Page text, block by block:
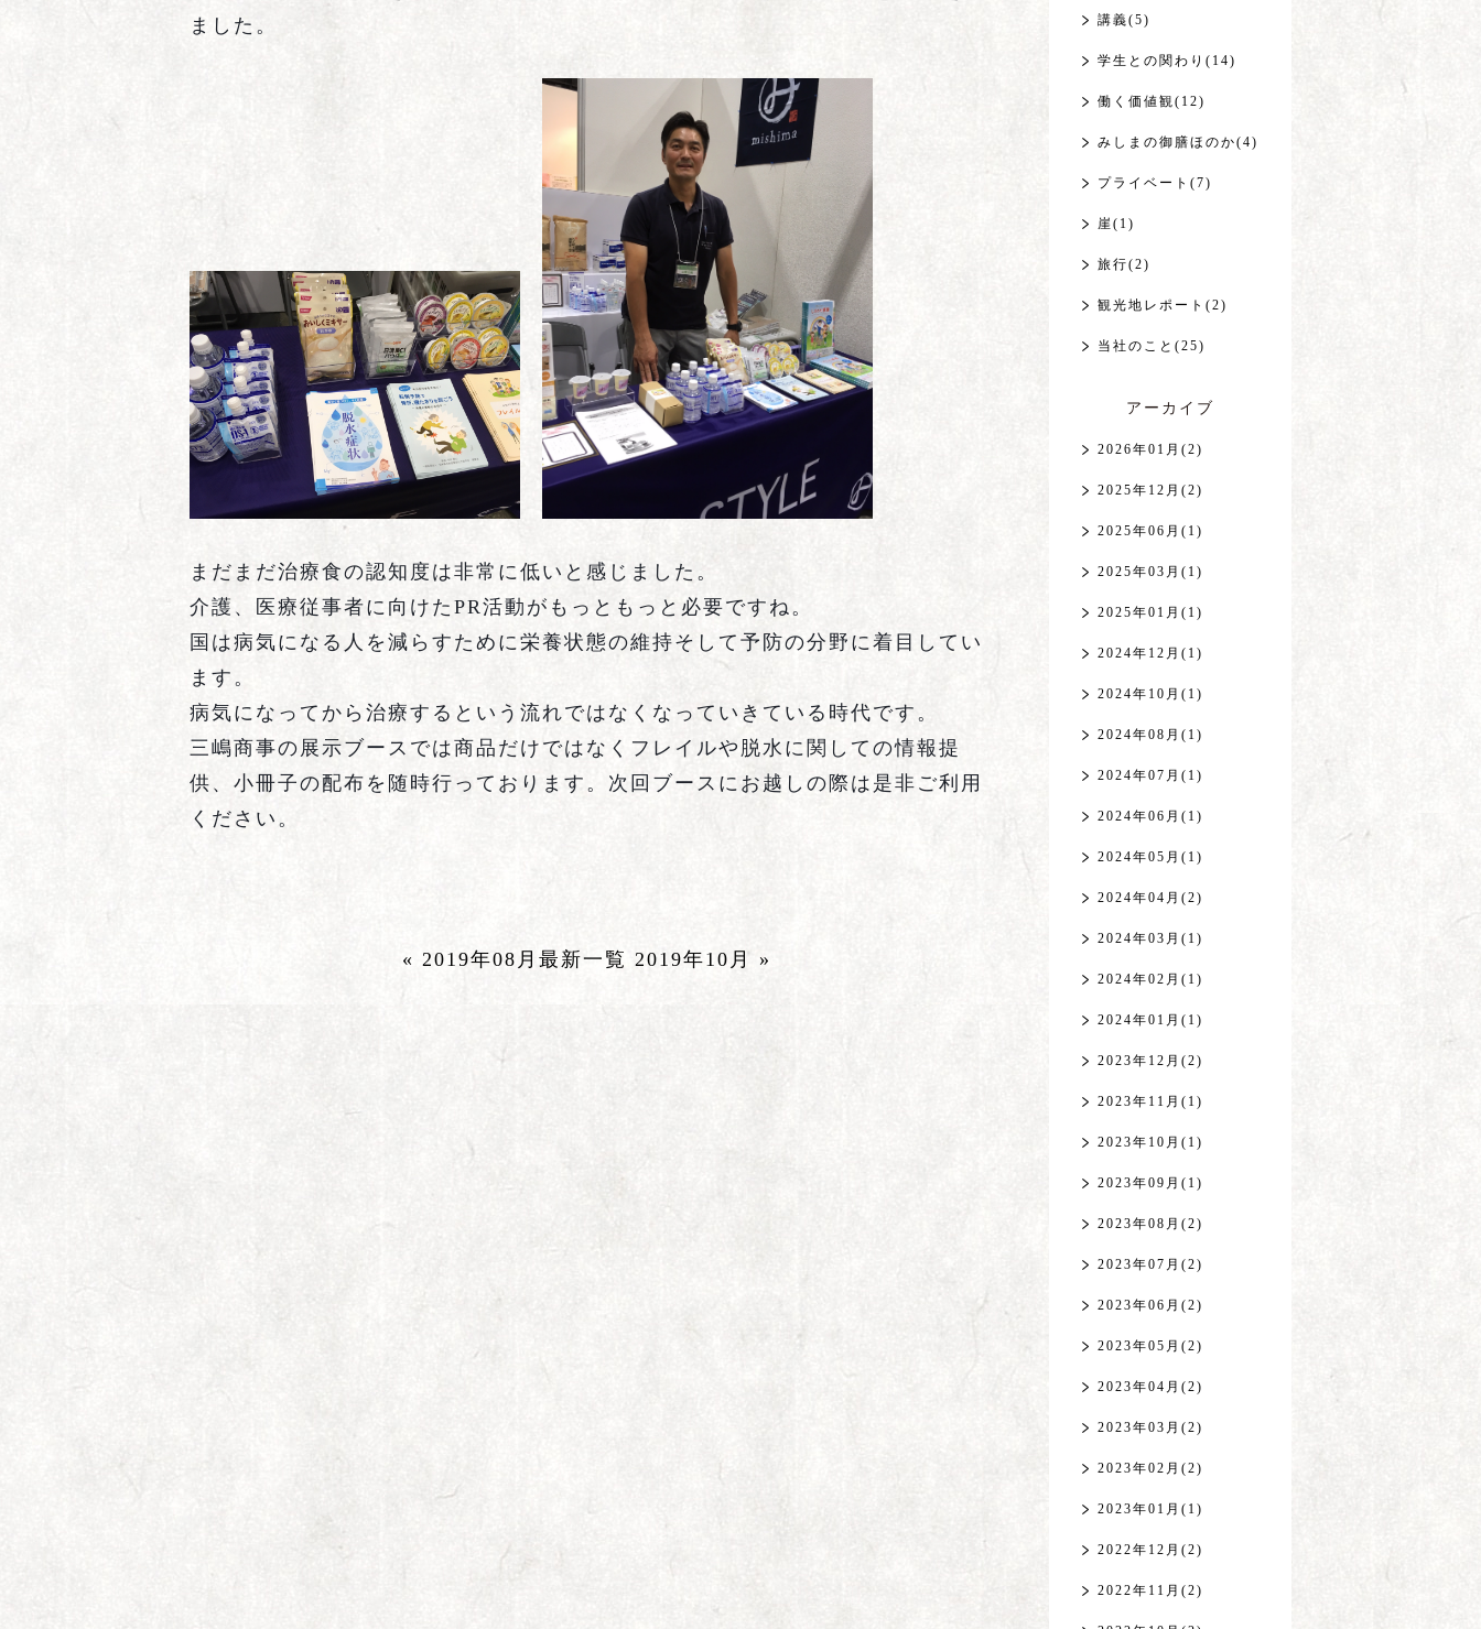
ました。
まだまだ治療食の認知度は非常に低いと感じました。
介護、医療従事者に向けた PR活動がもっともっと必要ですね。
国は病気になる人を減らすために栄養状態の維持そして予防の分野に着目してい
ます。
病気になってから治療するという流れではなくなっていきている時代です。
三嶋商事の展示ブースでは商品だけではなくフレイルや脱水に関しての情報提
供、小冊子の配布を随時行っております。次回ブースにお越しの際は是非ご利用
ください。
« 2019年08月 最新一覧 2019年10月 »
講義(5)
学生との関わり(14)
働く価値観(12)
みしまの御膳ほのか(4)
プライベート(7)
崖(1)
旅行(2)
観光地レポート(2)
当社のこと(25)
アーカイブ
2026年01月(2)
2025年12月(2)
2025年06月(1)
2025年03月(1)
2025年01月(1)
2024年12月(1)
2024年10月(1)
2024年08月(1)
2024年07月(1)
2024年06月(1)
2024年05月(1)
2024年04月(2)
2024年03月(1)
2024年02月(1)
2024年01月(1)
2023年12月(2)
2023年11月(1)
2023年10月(1)
2023年09月(1)
2023年08月(2)
2023年07月(2)
2023年06月(2)
2023年05月(2)
2023年04月(2)
2023年03月(2)
2023年02月(2)
2023年01月(1)
2022年12月(2)
2022年11月(2)